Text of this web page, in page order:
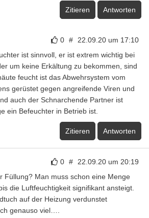
Zitieren Antworten
0 # 22.09.20 um 17:10
ist sinnvoll, er ist extrem wichtig bei
um keine Erkältung zu bekommen, sind
feucht ist das Abwehrsystem vom
gerüstet gegen angreifende Viren und
auch der Schnarchende Partner ist
ein Befeuchter in Betrieb ist.
Zitieren Antworten
0 # 22.09.20 um 20:19
Füllung? Man muss schon eine Menge
die Luftfeuchtigkeit signifikant ansteigt.
auf der Heizung verdunstet
genauso viel….